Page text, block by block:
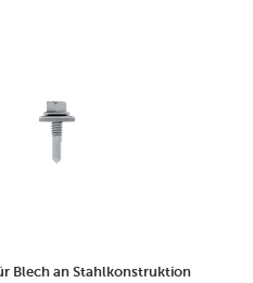
Blech an Stahlkonstruktion